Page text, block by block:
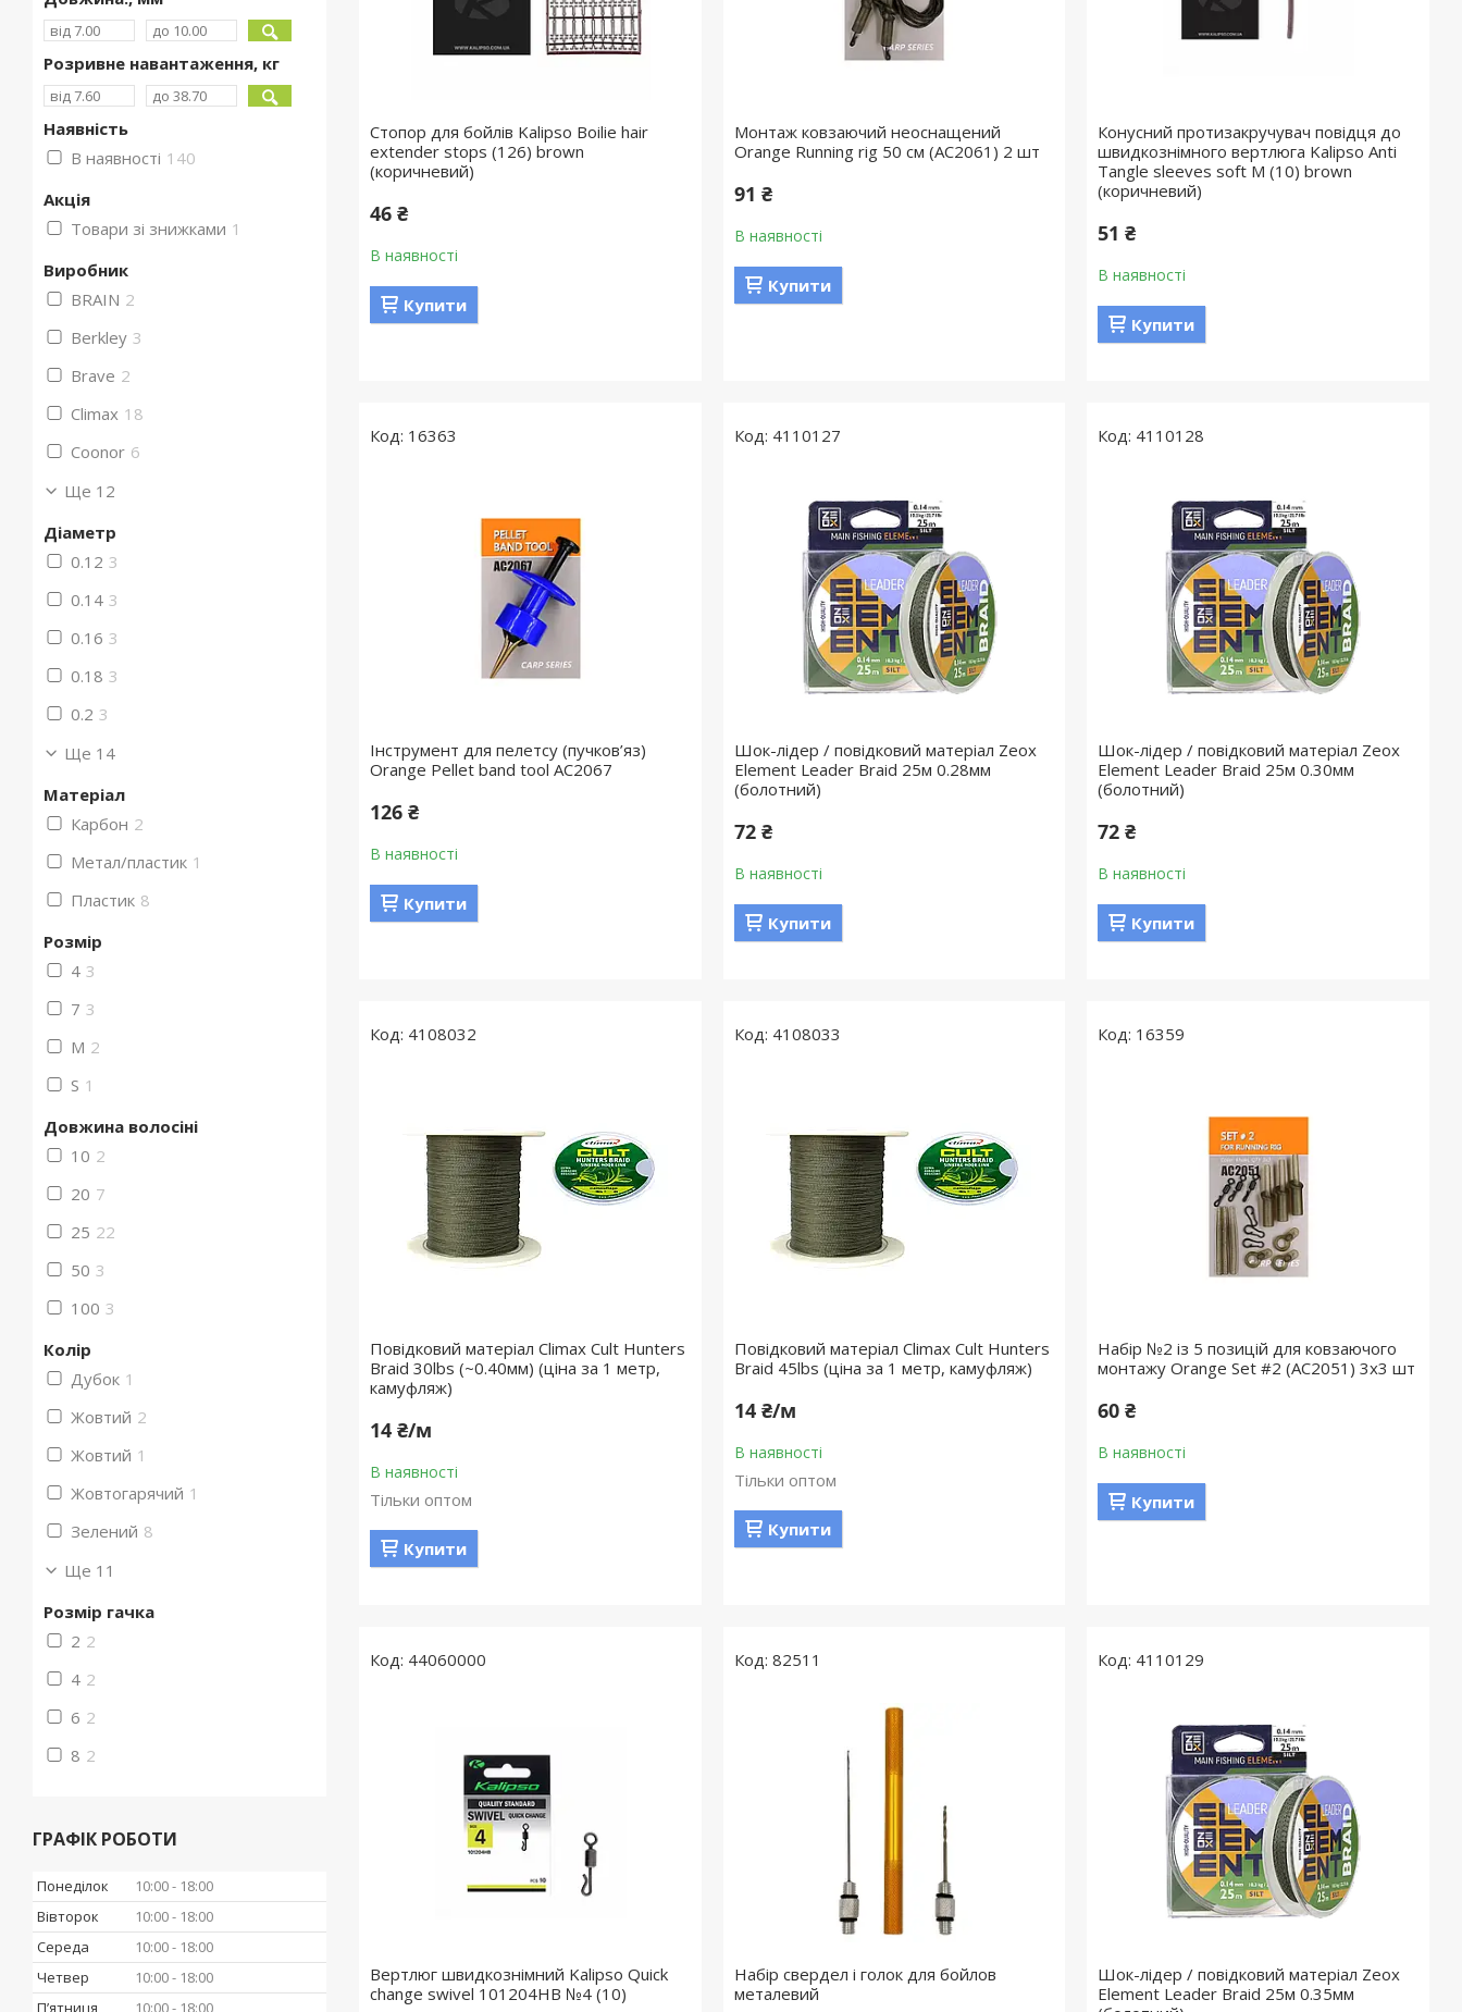
Стопор для бойлів Kalipso Boilie hair
extender stops (126) brown
(коричневий)
46 ₴
В наявності
Купити
Монтаж ковзаючий неоснащений
Orange Running rig 50 см (AC2061) 2 шт
91 ₴
В наявності
Купити
Конусний протизакручувач повідця до
швидкознімного вертлюга Kalipso Anti
Tangle sleeves soft M (10) brown
(коричневий)
51 ₴
В наявності
Купити
16363
Інструмент для пелетсу (пучков’яз)
Orange Pellet band tool AC2067
126 ₴
В наявності
Купити
4110127
Шок-лідер / повідковий матеріал Zeox
Element Leader Braid 25м 0.28мм
(болотний)
72 ₴
В наявності
Купити
4110128
Шок-лідер / повідковий матеріал Zeox
Element Leader Braid 25м 0.30мм
(болотний)
72 ₴
В наявності
Купити
4108032
Повідковий матеріал Climax Cult Hunters
Braid 30lbs (~0.40мм) (ціна за 1 метр,
камуфляж)
14 ₴/м
В наявності
Тільки оптом
Купити
4108033
Повідковий матеріал Climax Cult Hunters
Braid 45lbs (ціна за 1 метр, камуфляж)
14 ₴/м
В наявності
Тільки оптом
Купити
16359
Набір №2 із 5 позицій для ковзаючого
монтажу Orange Set #2 (AC2051) 3х3 шт
60 ₴
В наявності
Купити
44060000
Вертлюг швидкознімний Kalipso Quick
change swivel 101204HB №4 (10)
82511
Набір свердел і голок для бойлов
металевий
4110129
Шок-лідер / повідковий матеріал Zeox
Element Leader Braid 25м 0.35мм
Розривне навантаження, кг
Наявність
В наявності 140
Акція
Товари зі знижками 1
Виробник
BRAIN 2
Berkley 3
Brave 2
Climax 18
Coonor 6
Ще 12
Діаметр
0.12 3
0.14 3
0.16 3
0.18 3
0.2 3
Ще 14
Матеріал
Карбон 2
Метал/пластик 1
Пластик 8
Розмір
4 3
7 3
M 2
S 1
Довжина волосіні
10 2
20 7
25 22
50 3
100 3
Колір
Дубок 1
Жовтий 2
Жовтий 1
Жовтогарячий 1
Зелений 8
Ще 11
Розмір гачка
2 2
4 2
6 2
8 2
ГРАФІК РОБОТИ
Понеділок 10:00
18:00
Вівторок
10:00
18:00
Середа
10:00
18:00
Четвер
10:00
18:00
Пʼятниця
10:00 18:00